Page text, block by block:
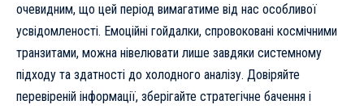
очевидним, що цей період вимагатиме від нас особливої
усвідомленості. Емоційні гойдалки, спровоковані космічними
транзитами, можна нівелювати лише завдяки системному
підходу та здатності до холодного аналізу. Довіряйте
перевіреній інформації, зберігайте стратегічне бачення і